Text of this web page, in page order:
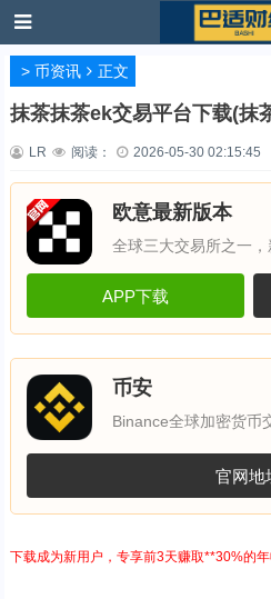
> 币资讯 正文
抹茶抹茶ek交易平台下载(抹
LR 阅读： 2026-05-30 02:15:45
欧意最新版本
全球三大交易所之一，
APP下载
币安
Binance全球加密货币
官网地
下载成为新用户，专享前3天赚取**30%的